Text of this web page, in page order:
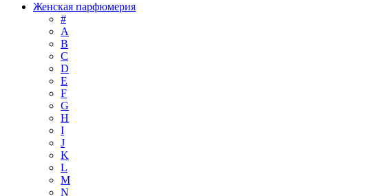
Женская парфюмерия
#
А
B
C
D
E
F
G
H
I
J
K
L
M
N